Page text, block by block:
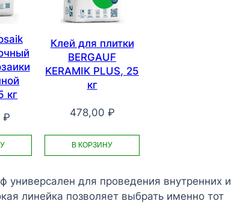
кг
₽
Клей для плитки
BERGAUF
KERAMIK PLUS, 25
кг
478,00 ₽
В КОРЗИНУ
универсален для проведения внутренних и
линейка позволяет выбрать именно тот